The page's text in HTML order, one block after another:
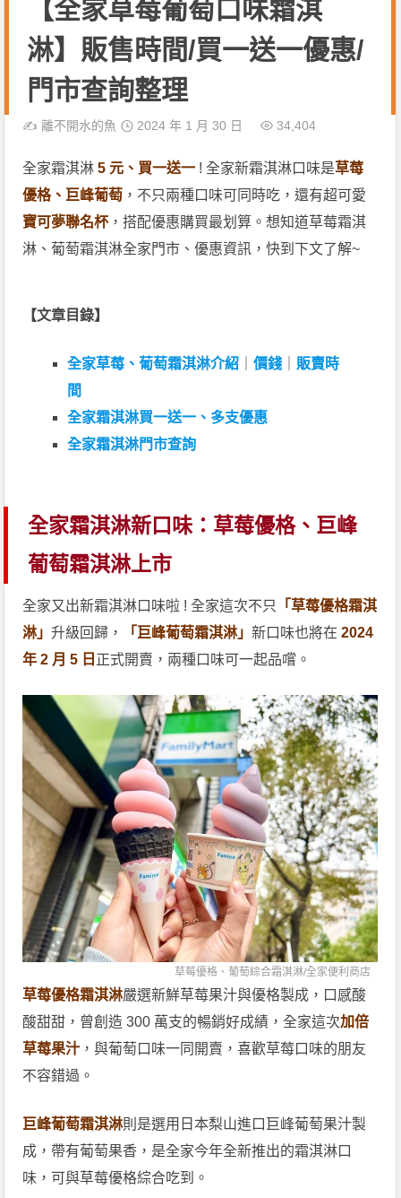
【全家草莓葡萄口味霜淇
淋】販售時間/買一送一優惠/
門市查詢整理
✍️離不開水的魚 2024 年 1 月 30 日 34,404
全家霜淇淋 5 元、買一送一 ! 全家新霜淇淋口味是草莓
優格、巨峰葡萄 ，不只兩種口味可同時吃，還有超可愛
寶可夢聯名杯，搭配優惠購買最划算。想知道草莓霜淇
淋、葡萄霜淇淋全家門市、優惠資訊，快到下文了解~
【文章目錄】
全家草莓、葡萄霜淇淋介紹 ｜價錢
販賣時
間
全家霜淇淋買一送一、多支優惠
全家霜淇淋門市查詢
全家霜淇淋新口味：草莓優格、巨峰
葡萄霜淇淋上市
全家又出新霜淇淋口味啦 ! 全家這次不只
「草莓優格霜淇
淋」升級回歸， 「巨峰葡萄霜淇淋」新口味也將在2024
年 2 月 5 日 正式開賣，兩種口味可一起品嚐。
草莓優格、葡萄綜合霜淇淋/全家便利商店
草莓優格霜淇淋嚴選新鮮草莓果汁與優格製成，口感酸
酸甜甜，曾創造 300 萬支的暢銷好成績，全家這次加倍
草莓果汁 ，與葡萄口味一同開賣，喜歡草莓口味的朋友
不容錯過。
巨峰葡萄霜淇淋則是選用日本梨山進口巨峰葡萄果汁製
成，帶有葡萄果香，是全家今年全新推出的霜淇淋口
味，可與草莓優格綜合吃到。